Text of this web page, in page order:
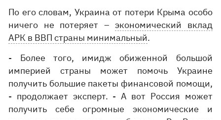
По его словам, Украина от потери Крыма особо
ничего не потеряет –экономический вклад
АРК в ВВП страны минимальный.
- Более того, имидж обиженной большой
империей страны может помочь Украине
получить большие пакеты финансовой помощи,
- продолжает эксперт. - А вот Россия может
получить себе огромные экономические и